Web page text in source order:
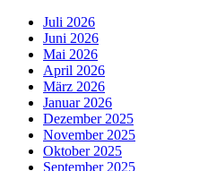
Juli 2026
Juni 2026
Mai 2026
April 2026
März 2026
Januar 2026
Dezember 2025
November 2025
Oktober 2025
September 2025